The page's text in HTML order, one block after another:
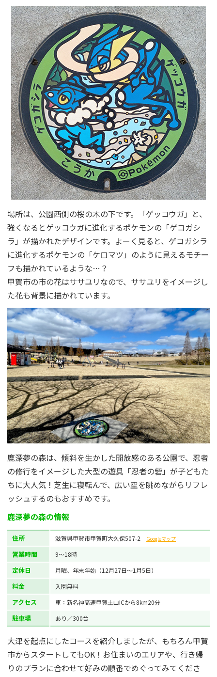
場所は、公園西側の桜の木の下です。「ゲッコウガ」と、
強くなるとゲッコウガに進化するポケモンの「ゲコガシ
ラ」が描かれたデザインです。よーく見ると、ゲコガシラ
に進化するポケモンの「ケロマツ」のように見えるモチー
フも描かれているような…？
甲賀市の市の花はササユリなので、ササユリをイメージし
た花も背景に描かれています。
鹿深夢の森は、傾斜を生かした開放感のある公園で、忍者
の修行をイメージした大型の遊具「忍者の砦」が子どもた
ちに大人気！芝生に寝転んで、広い空を眺めながらリフレ
ッシュするのもおすすめです。
鹿深夢の森の情報
住所 滋賀県甲賀市甲賀町大久保507-2 Googleマップ
営業時間 9～18時
定休日 月曜、年末年始（12月27日〜1月5日）
料金 入園無料
アクセス 車：新名神高速甲賀土山ICから8km20分
駐車場 あり／300台
大津を起点にしたコースを紹介しましたが、もちろん甲賀
市からスタートしてもOK！お住まいのエリアや、行き帰
りのプランに合わせて好みの順番でめぐってみてくださ